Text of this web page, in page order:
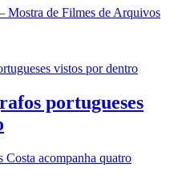
de Filmes de Arquivos
portugueses
acompanha quatro